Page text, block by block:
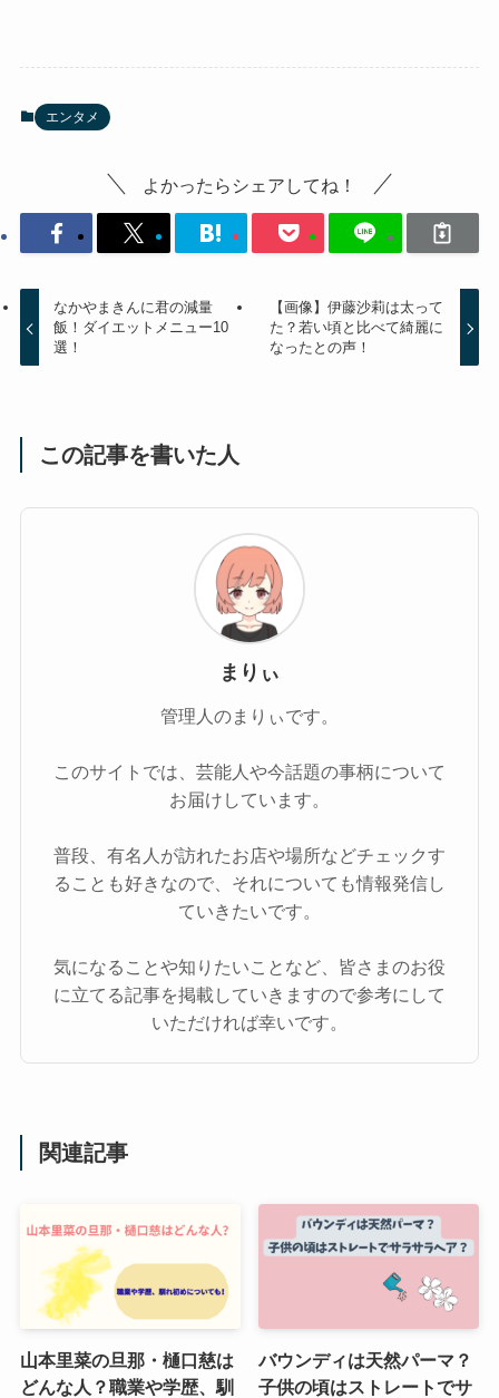
エンタメ
よかったらシェアしてね！
なかやまきんに君の減量
飯！ダイエットメニュー10
選！
【画像】伊藤沙莉は太って
た？若い頃と比べて綺麗に
なったとの声！
この記事を書いた人
まりぃ
管理人のまりぃです。
このサイトでは、芸能人や今話題の事柄について
お届けしています。
普段、有名人が訪れたお店や場所などチェックす
ることも好きなので、それについても情報発信し
ていきたいです。
気になることや知りたいことなど、皆さまのお役
に立てる記事を掲載していきますので参考にして
いただければ幸いです。
関連記事
山本里菜の旦那・樋口慈は
どんな人？職業や学歴、馴
バウンディは天然パーマ？
子供の頃はストレートでサ